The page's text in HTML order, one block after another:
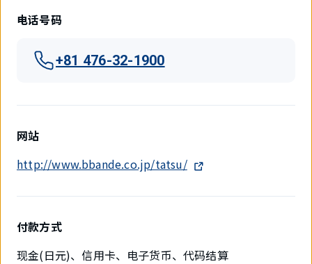
电话号码
+81 476-32-1900
网站
http://www.bbande.co.jp/tatsu/
付款方式
现金(日元)、信用卡、电子货币、代码结算